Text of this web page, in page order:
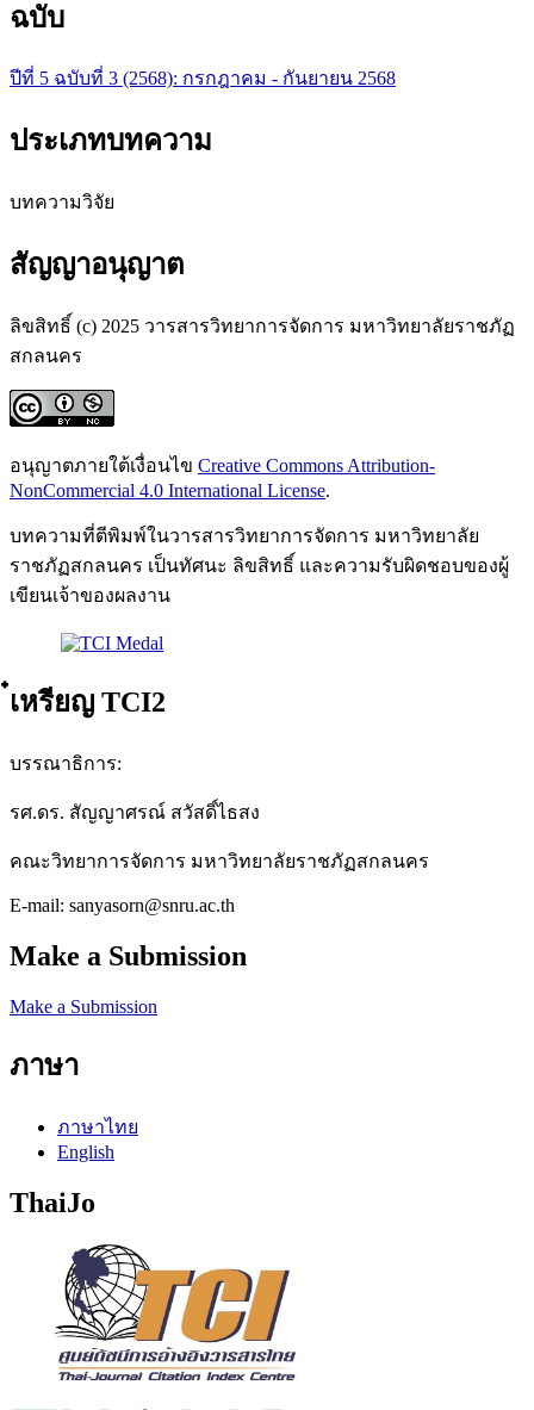
ฉบับ
ปีที่ 5 ฉบับที่ 3 (2568): กรกฎาคม - กันยายน 2568
ประเภทบทความ
บทความวิจัย
สัญญาอนุญาต
ลิขสิทธิ์ (c) 2025 วารสารวิทยาการจัดการ มหาวิทยาลัยราชภัฏ
สกลนคร
อนุญาตภายใต้เงื่อนไข Creative Commons Attribution-
NonCommercial 4.0 International License.
บทความที่ตีพิมพ์ในวารสารวิทยาการจัดการ มหาวิทยาลัย
ราชภัฏสกลนคร เป็นทัศนะ ลิขสิทธิ์ และความรับผิดชอบของผู้
เขียนเจ้าของผลงาน
๋เหรียญ TCI2
บรรณาธิการ:
รศ.ดร. สัญญาศรณ์ สวัสดิ์ไธสง
คณะวิทยาการจัดการ มหาวิทยาลัยราชภัฏสกลนคร
E-mail: sanyasorn@snru.ac.th
Make a Submission
Make a Submission
ภาษา
ภาษาไทย
English
ThaiJo